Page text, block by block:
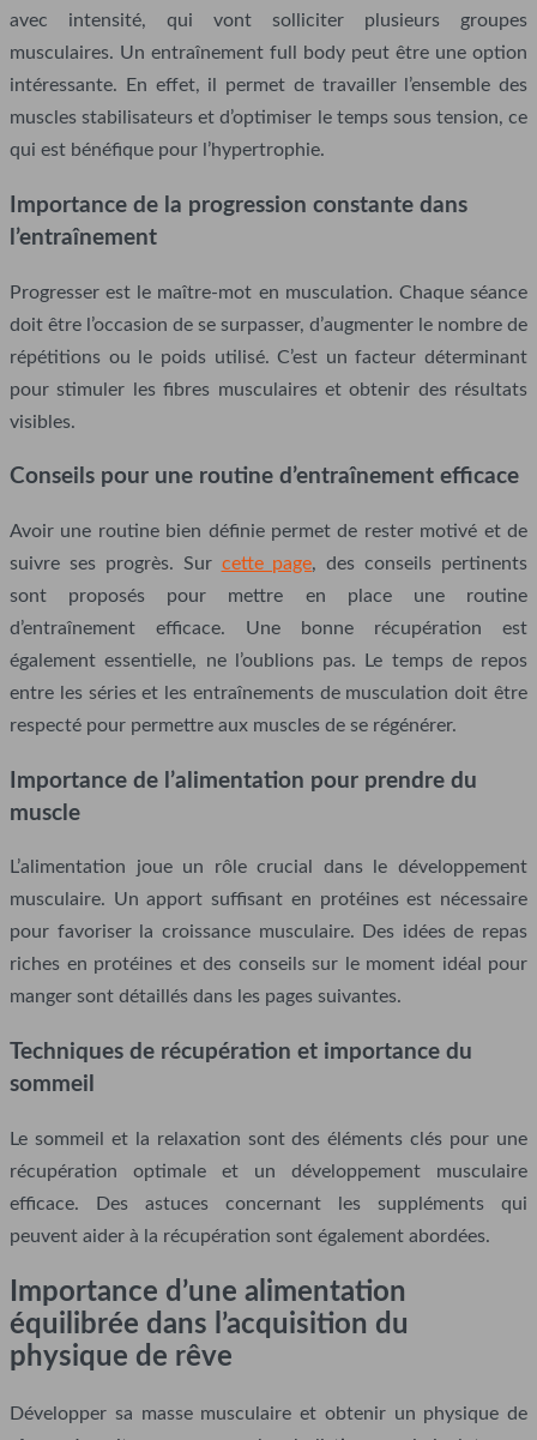
avec intensité, qui vont solliciter plusieurs groupes
musculaires. Un entraînement full body peut être une option
intéressante. En effet, il permet de travailler l’ensemble des
muscles stabilisateurs et d’optimiser le temps sous tension, ce
qui est bénéfique pour l’hypertrophie.
Importance de la progression constante dans
l’entraînement
Progresser est le maître-mot en musculation. Chaque séance
doit être l’occasion de se surpasser, d’augmenter le nombre de
répétitions ou le poids utilisé. C’est un facteur déterminant
pour stimuler les fibres musculaires et obtenir des résultats
visibles.
Conseils pour une routine d’entraînement efficace
Avoir une routine bien définie permet de rester motivé et de
suivre ses progrès. Sur cette page, des conseils pertinents
sont proposés pour mettre en place une routine
d’entraînement efficace. Une bonne récupération est
également essentielle, ne l’oublions pas. Le temps de repos
entre les séries et les entraînements de musculation doit être
respecté pour permettre aux muscles de se régénérer.
Importance de l’alimentation pour prendre du
muscle
L’alimentation joue un rôle crucial dans le développement
musculaire. Un apport suffisant en protéines est nécessaire
pour favoriser la croissance musculaire. Des idées de repas
riches en protéines et des conseils sur le moment idéal pour
manger sont détaillés dans les pages suivantes.
Techniques de récupération et importance du
sommeil
Le sommeil et la relaxation sont des éléments clés pour une
récupération optimale et un développement musculaire
efficace. Des astuces concernant les suppléments qui
peuvent aider à la récupération sont également abordées.
Importance d’une alimentation
équilibrée dans l’acquisition du
physique de rêve
Développer sa masse musculaire et obtenir un physique de